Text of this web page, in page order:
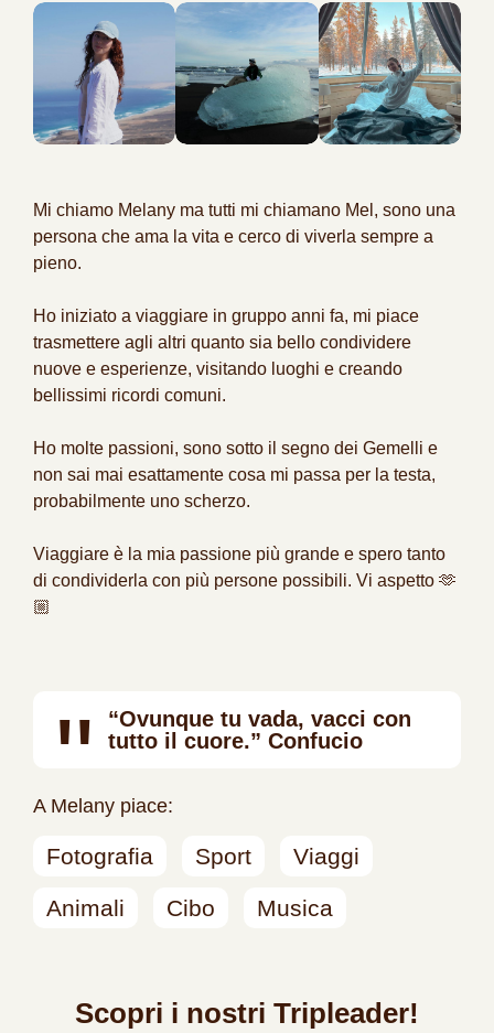
Mi chiamo Melany ma tutti mi chiamano Mel, sono una
persona che ama la vita e cerco di viverla sempre a
pieno.
Ho iniziato a viaggiare in gruppo anni fa, mi piace
trasmettere agli altri quanto sia bello condividere
nuove e esperienze, visitando luoghi e creando
bellissimi ricordi comuni.
Ho molte passioni, sono sotto il segno dei Gemelli e
non sai mai esattamente cosa mi passa per la testa,
probabilmente uno scherzo.
Viaggiare è la mia passione più grande e spero tanto
di condividerla con più persone possibili. Vi aspetto 🫶
🏼
"
“Ovunque tu vada, vacci con
tutto il cuore.” Confucio
A Melany piace:
Fotografia Sport Viaggi
Animali Cibo Musica
Scopri i nostri Tripleader!